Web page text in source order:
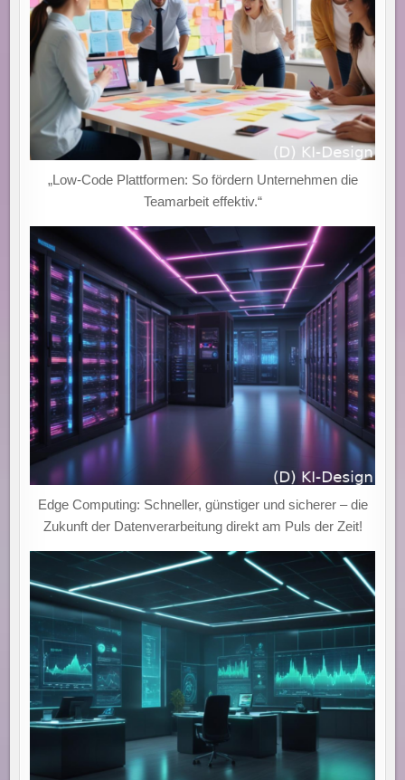
„Low-Code Plattformen: So fördern Unternehmen die
Teamarbeit effektiv.“
Edge Computing: Schneller, günstiger und sicherer – die
Zukunft der Datenverarbeitung direkt am Puls der Zeit!